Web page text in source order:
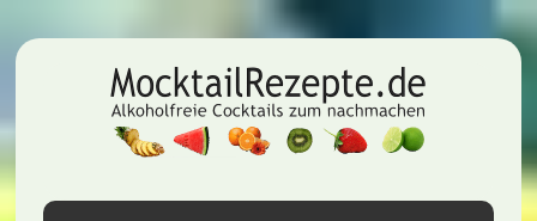
Hauptnavigation
Inhalt
Seitenspalte